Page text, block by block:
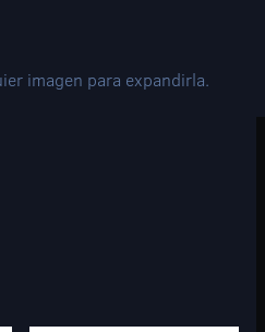
imagen para expandirla.